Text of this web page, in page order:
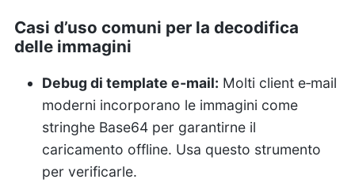
Casi d’uso comuni per la decodifica
delle immagini
Debug di template e‑mail: Molti client e‑mail
moderni incorporano le immagini come
stringhe Base64 per garantirne il
caricamento offline. Usa questo strumento
per verificarle.